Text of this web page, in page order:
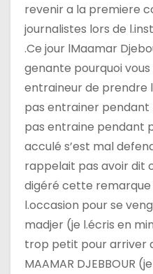
revenir a la premiere
journalistes lors de
.Ce jour lMaamar
genante pourquoi
entraineur de prendre
pas entrainer pendant
pas entraine pendant
acculé s’est mal
rappelait pas avoir dit
digéré cette remarque
l.occasion pour se
madjer (je l.écris en
trop petit pour arriver
MAAMAR DJEBBOUR